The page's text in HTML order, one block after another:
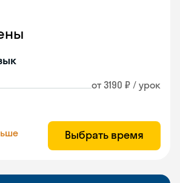
от 3190 ₽ / урок
Выбрать время